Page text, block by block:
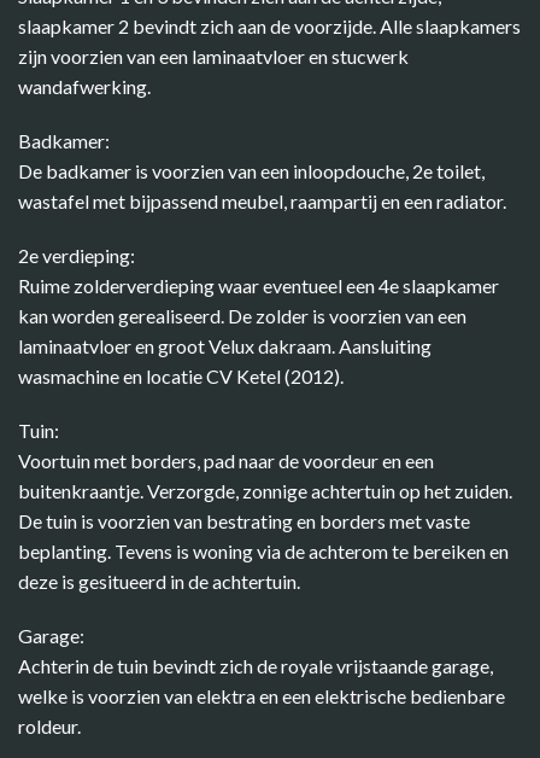
slaapkamer 2 bevindt zich aan de voorzijde. Alle slaapkamers
zijn voorzien van een laminaatvloer en stucwerk
wandafwerking.
Badkamer:
De badkamer is voorzien van een inloopdouche, 2e toilet,
wastafel met bijpassend meubel, raampartij en een radiator.
2e verdieping:
Ruime zolderverdieping waar eventueel een 4e slaapkamer
kan worden gerealiseerd. De zolder is voorzien van een
laminaatvloer en groot Velux dakraam. Aansluiting
wasmachine en locatie CV Ketel (2012).
Tuin:
Voortuin met borders, pad naar de voordeur en een
buitenkraantje. Verzorgde, zonnige achtertuin op het zuiden.
De tuin is voorzien van bestrating en borders met vaste
beplanting. Tevens is woning via de achterom te bereiken en
deze is gesitueerd in de achtertuin.
Garage:
Achterin de tuin bevindt zich de royale vrijstaande garage,
welke is voorzien van elektra en een elektrische bedienbare
roldeur.